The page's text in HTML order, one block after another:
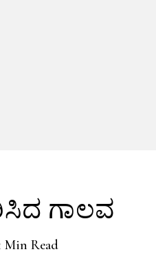
ಗಾಲವ
Min Read